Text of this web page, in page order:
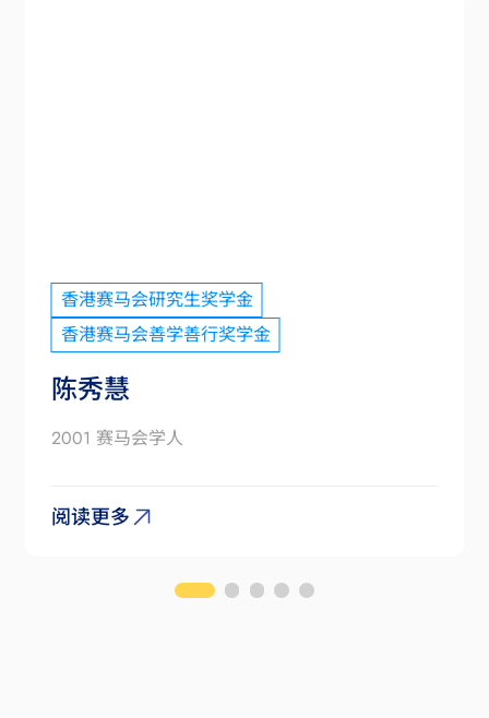
香港赛马会研究生奖学金
香港赛马会善学善行奖学金
陈秀慧
2001 赛马会学人
阅读更多